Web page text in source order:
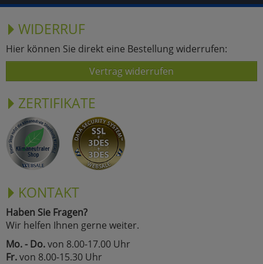
WIDERRUF
Hier können Sie direkt eine Bestellung widerrufen:
Vertrag widerrufen
ZERTIFIKATE
KONTAKT
Haben Sie Fragen?
Wir helfen Ihnen gerne weiter.
Mo. - Do.von 8.00-17.00 Uhr
Fr.von 8.00-15.30 Uhr